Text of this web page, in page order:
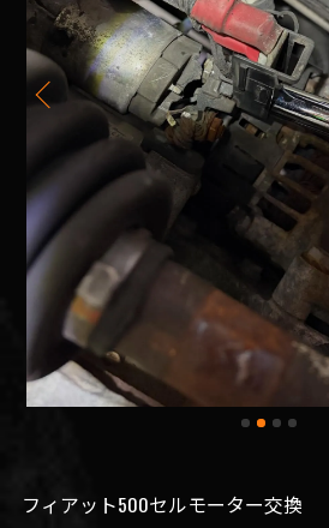
フィアット500セルモーター交換